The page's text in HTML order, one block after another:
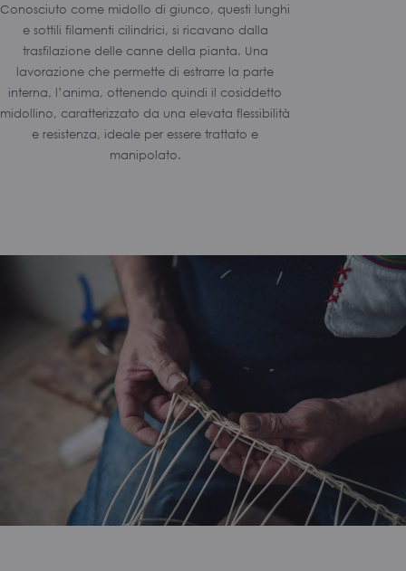
Conosciuto come midollo di giunco, questi lunghi
e sottili filamenti cilindrici, si ricavano dalla
trasfilazione delle canne della pianta. Una
lavorazione che permette di estrarre la parte
interna, l’anima, ottenendo quindi il cosiddetto
midollino, caratterizzato da una elevata flessibilità
e resistenza, ideale per essere trattato e
manipolato.